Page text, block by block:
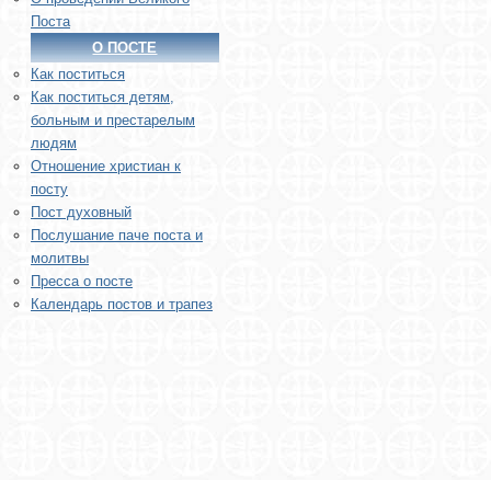
Поста
О ПОСТЕ
Как поститься
Как поститься детям,
больным и престарелым
людям
Отношение христиан к
посту
Пост духовный
Послушание паче поста и
молитвы
Пресса о посте
Календарь постов и трапез